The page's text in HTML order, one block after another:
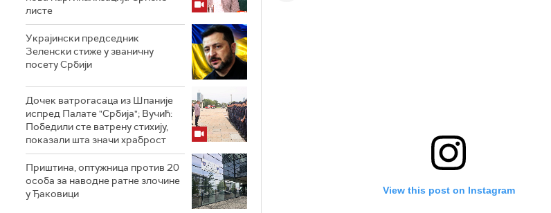
листе
Украјински председник
Зеленски стиже у званичну
посету Србији
Дочек ватрогасаца из Шпаније
испред Палате "Србија"; Вучић:
Победили сте ватрену стихију,
показали шта значи храброст
Приштина, оптужница против 20
особа за наводне ратне злочине
у Ђаковици
View this post on Instagram